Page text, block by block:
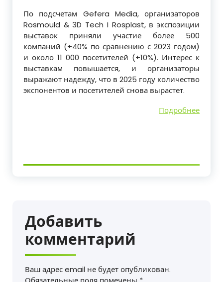
По подсчетам Gefera Media, организаторов
Rosmould & 3D Tech I Rosplast, в экспозиции
выставок приняли участие более 500
компаний (+40% по сравнению с 2023 годом)
и около 11 000 посетителей (+10%). Интерес к
выставкам повышается, и организаторы
выражают надежду, что в 2025 году количество
экспонентов и посетителей снова вырастет.
Подробнее
Добавить
комментарий
Ваш адрес email не будет опубликован.